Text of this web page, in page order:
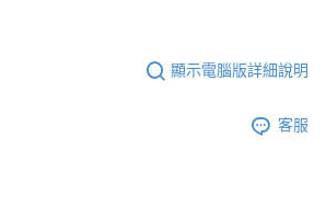
顯示電腦版詳細說明
客服